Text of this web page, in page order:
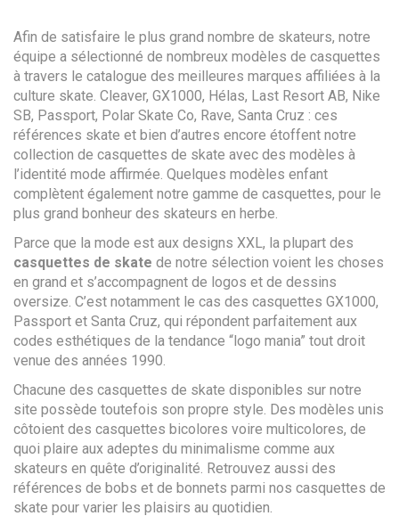
Afin de satisfaire le plus grand nombre de skateurs, notre
équipe a sélectionné de nombreux modèles de casquettes
à travers le catalogue des meilleures marques affiliées à la
culture skate. Cleaver, GX1000, Hélas, Last Resort AB, Nike
SB, Passport, Polar Skate Co, Rave, Santa Cruz : ces
références skate et bien d’autres encore étoffent notre
collection de casquettes de skate avec des modèles à
l’identité mode affirmée. Quelques modèles enfant
complètent également notre gamme de casquettes, pour le
plus grand bonheur des skateurs en herbe.
Parce que la mode est aux designs XXL, la plupart des
casquettes de skate de notre sélection voient les choses
en grand et s’accompagnent de logos et de dessins
oversize. C’est notamment le cas des casquettes GX1000,
Passport et Santa Cruz, qui répondent parfaitement aux
codes esthétiques de la tendance “logo mania” tout droit
venue des années 1990.
Chacune des casquettes de skate disponibles sur notre
site possède toutefois son propre style. Des modèles unis
côtoient des casquettes bicolores voire multicolores, de
quoi plaire aux adeptes du minimalisme comme aux
skateurs en quête d’originalité. Retrouvez aussi des
références de bobs et de bonnets parmi nos casquettes de
skate pour varier les plaisirs au quotidien.